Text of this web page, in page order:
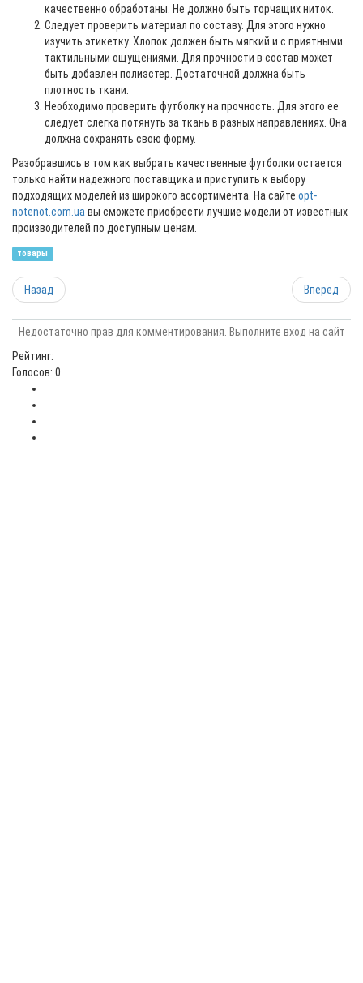
качественно обработаны. Не должно быть торчащих ниток.
Следует проверить материал по составу. Для этого нужно
изучить этикетку. Хлопок должен быть мягкий и с приятными
тактильными ощущениями. Для прочности в состав может
быть добавлен полиэстер. Достаточной должна быть
плотность ткани.
Необходимо проверить футболку на прочность. Для этого ее
следует слегка потянуть за ткань в разных направлениях. Она
должна сохранять свою форму.
Разобравшись в том как выбрать качественные футболки остается
только найти надежного поставщика и приступить к выбору
подходящих моделей из широкого ассортимента. На сайте opt-
notenot.com.ua вы сможете приобрести лучшие модели от известных
производителей по доступным ценам.
товары
Назад Вперёд
Недостаточно прав для комментирования. Выполните вход на сайт
Рейтинг:
Голосов: 0